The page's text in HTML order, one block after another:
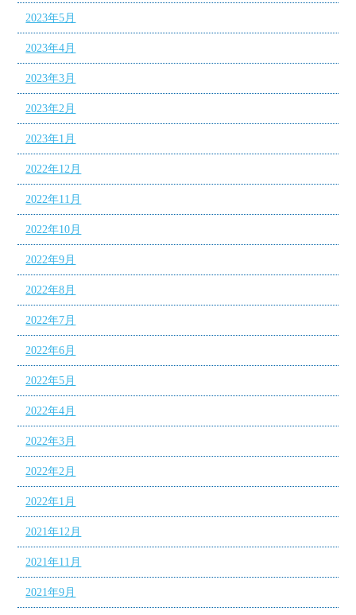
2023年5月
2023年4月
2023年3月
2023年2月
2023年1月
2022年12月
2022年11月
2022年10月
2022年9月
2022年8月
2022年7月
2022年6月
2022年5月
2022年4月
2022年3月
2022年2月
2022年1月
2021年12月
2021年11月
2021年9月